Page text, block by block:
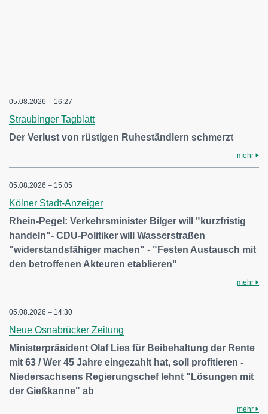
05.08.2026 – 16:27
Straubinger Tagblatt
Der Verlust von rüstigen Ruheständlern schmerzt
mehr
05.08.2026 – 15:05
Kölner Stadt-Anzeiger
Rhein-Pegel: Verkehrsminister Bilger will "kurzfristig
handeln"- CDU-Politiker will Wasserstraßen
"widerstandsfähiger machen" - "Festen Austausch mit
den betroffenen Akteuren etablieren"
mehr
05.08.2026 – 14:30
Neue Osnabrücker Zeitung
Ministerpräsident Olaf Lies für Beibehaltung der Rente
mit 63 / Wer 45 Jahre eingezahlt hat, soll profitieren -
Niedersachsens Regierungschef lehnt "Lösungen mit
der Gießkanne" ab
mehr